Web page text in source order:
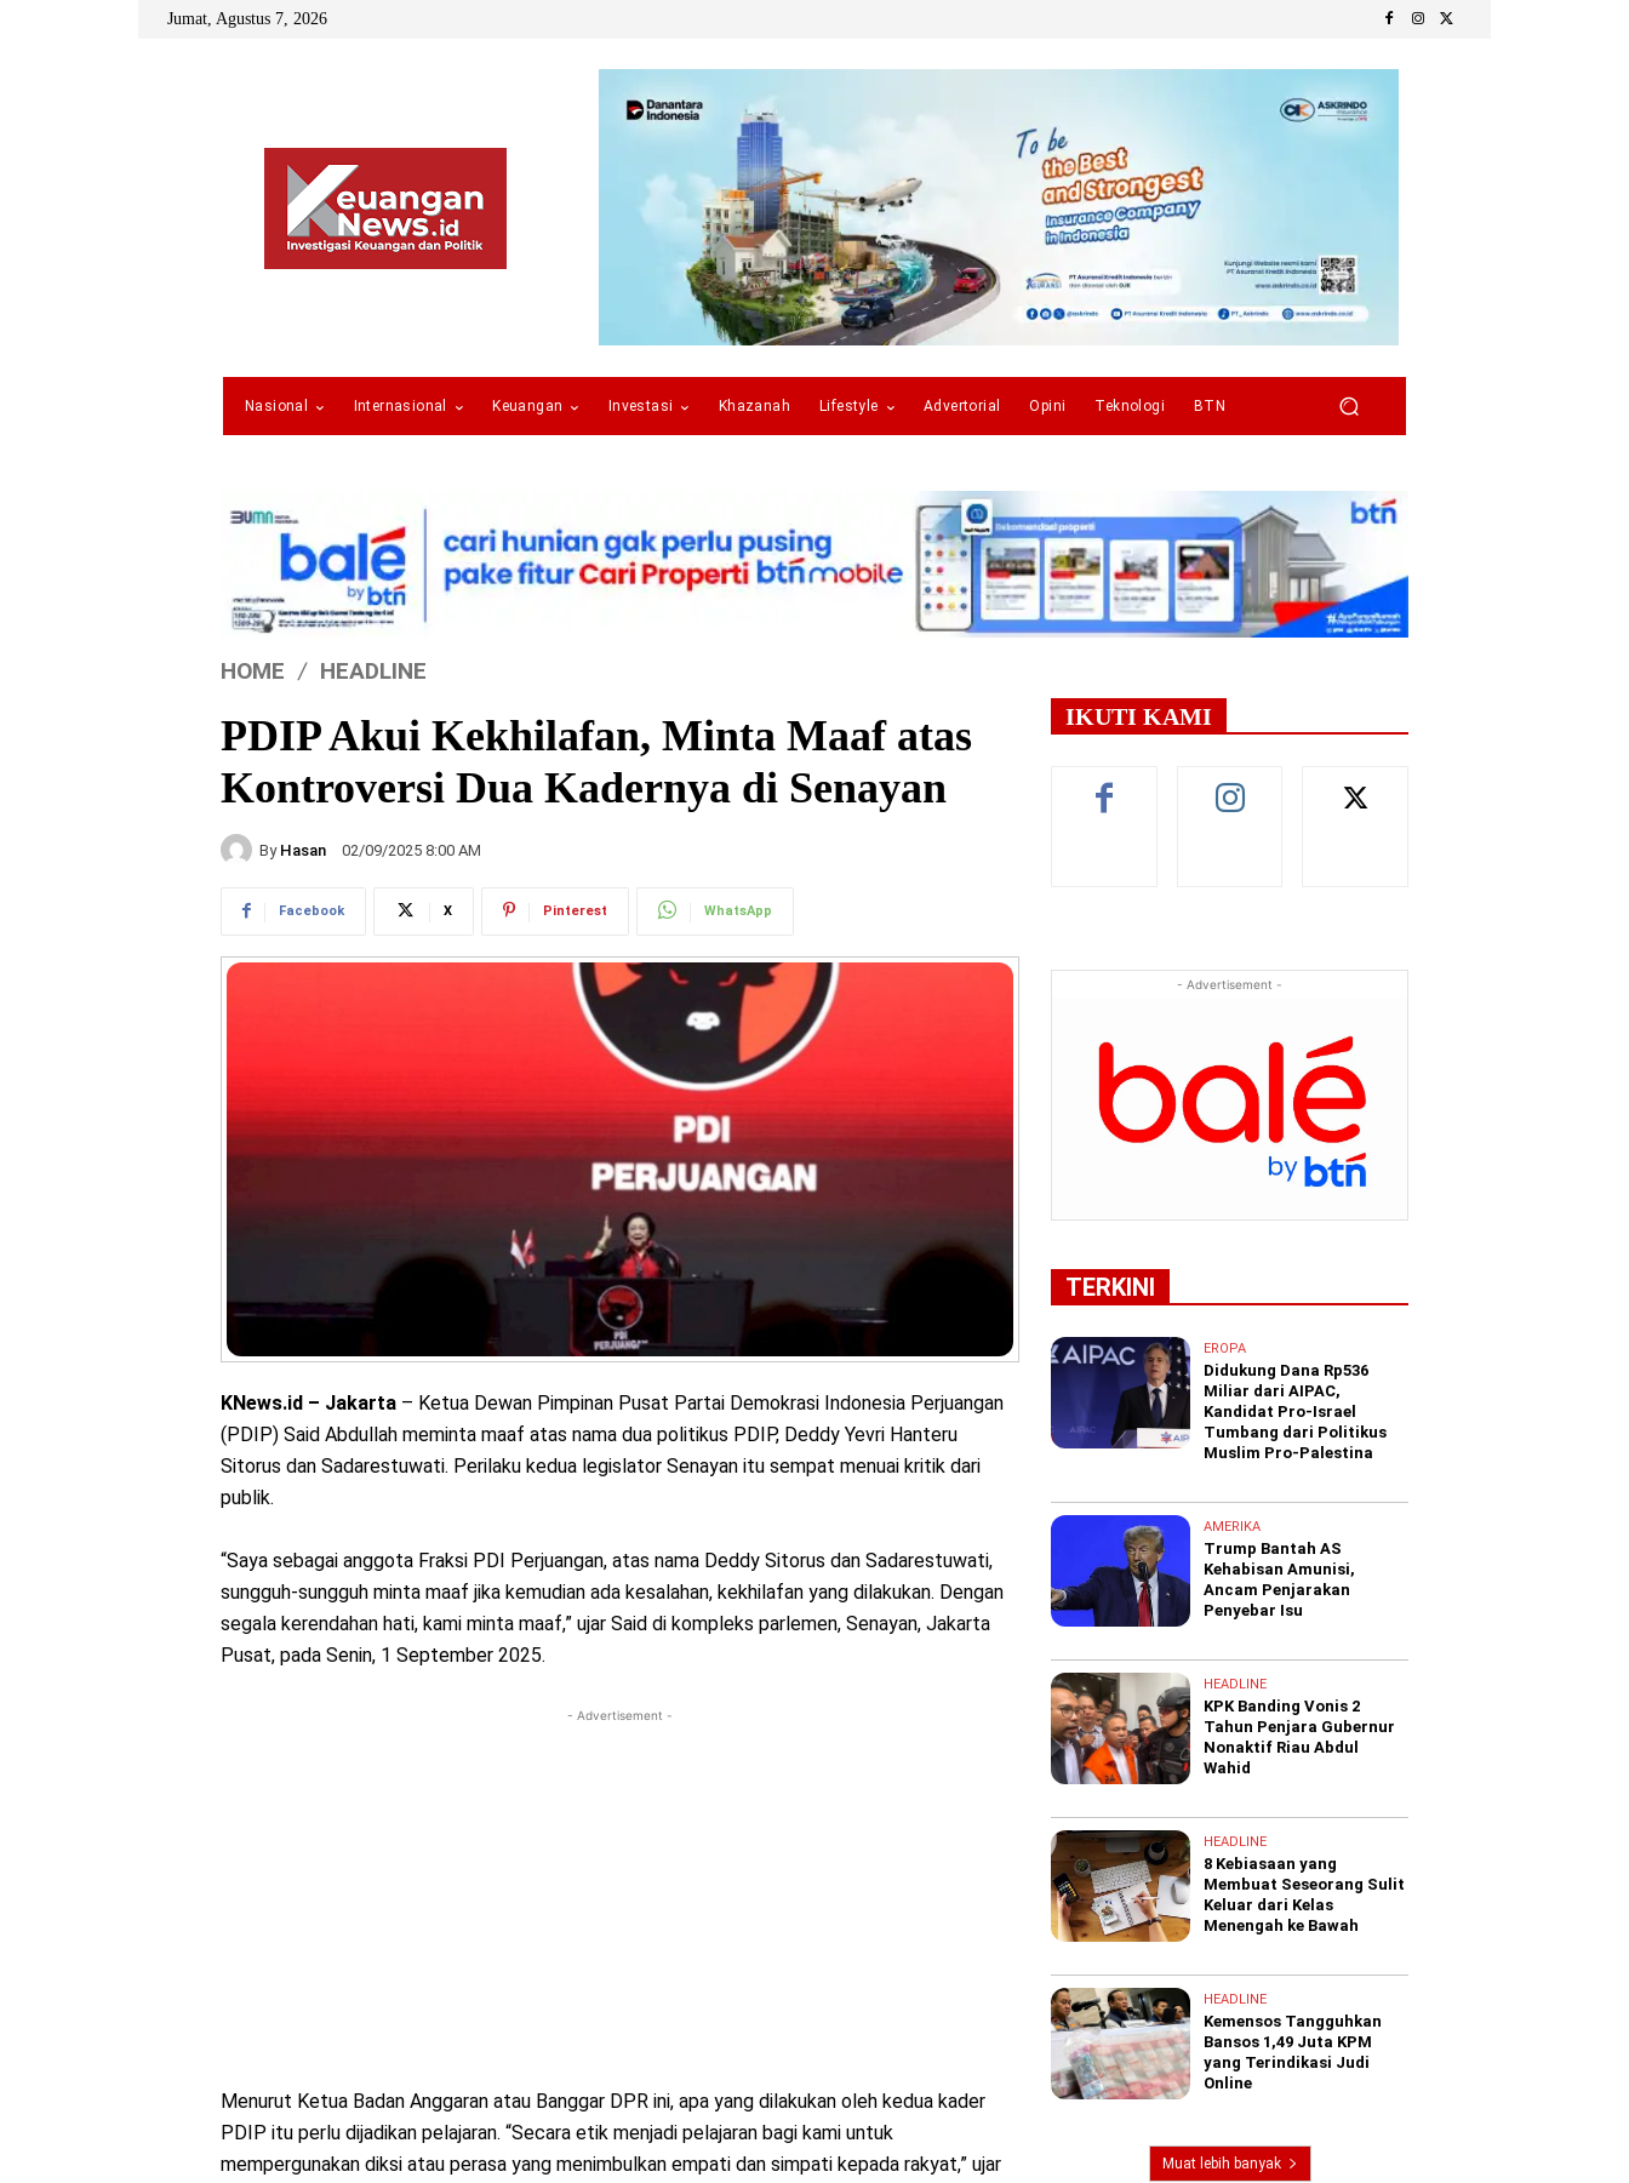
Jumat, Agustus 7, 2026
Nasional Internasional Keuangan Investasi Khazanah Lifestyle Advertorial Opini Teknologi BTN
HOME HEADLINE
PDIP Akui Kekhilafan, Minta Maaf atas
Kontroversi Dua Kadernya di Senayan
By Hasan 02/09/2025 8:00 AM
Facebook X Pinterest WhatsApp
KNews.id – Jakarta – Ketua Dewan Pimpinan Pusat Partai Demokrasi Indonesia Perjuangan
(PDIP) Said Abdullah meminta maaf atas nama dua politikus PDIP, Deddy Yevri Hanteru
Sitorus dan Sadarestuwati. Perilaku kedua legislator Senayan itu sempat menuai kritik dari
publik.
“Saya sebagai anggota Fraksi PDI Perjuangan, atas nama Deddy Sitorus dan Sadarestuwati,
sungguh-sungguh minta maaf jika kemudian ada kesalahan, kekhilafan yang dilakukan. Dengan
segala kerendahan hati, kami minta maaf,” ujar Said di kompleks parlemen, Senayan, Jakarta
Pusat, pada Senin, 1 September 2025.
- Advertisement -
Menurut Ketua Badan Anggaran atau Banggar DPR ini, apa yang dilakukan oleh kedua kader
PDIP itu perlu dijadikan pelajaran. “Secara etik menjadi pelajaran bagi kami untuk
mempergunakan diksi atau perasa yang menimbulkan empati dan simpati kepada rakyat,” ujar
IKUTI KAMI
- Advertisement -
TERKINI
EROPA
Didukung Dana Rp536
Miliar dari AIPAC,
Kandidat Pro-Israel
Tumbang dari Politikus
Muslim Pro-Palestina
AMERIKA
Trump Bantah AS
Kehabisan Amunisi,
Ancam Penjarakan
Penyebar Isu
HEADLINE
KPK Banding Vonis 2
Tahun Penjara Gubernur
Nonaktif Riau Abdul
Wahid
HEADLINE
8 Kebiasaan yang
Membuat Seseorang Sulit
Keluar dari Kelas
Menengah ke Bawah
HEADLINE
Kemensos Tangguhkan
Bansos 1,49 Juta KPM
yang Terindikasi Judi
Online
Muat lebih banyak